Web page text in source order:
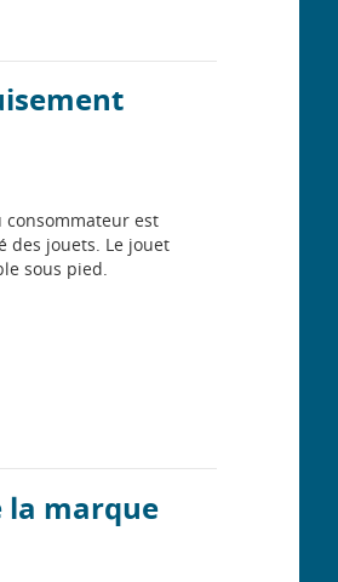
est
des jouets. Le jouet
sous pied.
la marque